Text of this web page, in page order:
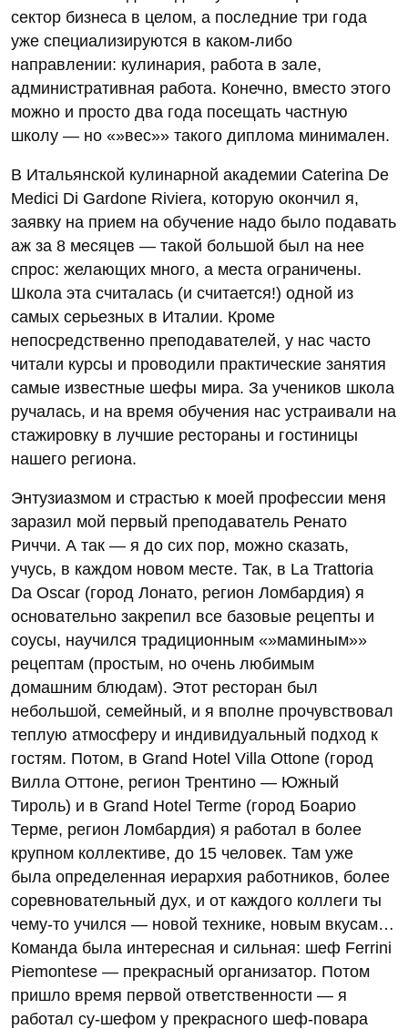
сектор бизнеса в целом, а последние три года
уже специализируются в каком-либо
направлении: кулинария, работа в зале,
административная работа. Конечно, вместо этого
можно и просто два года посещать частную
школу — но «»вес»» такого диплома минимален.
В Итальянской кулинарной академии Caterina De
Medici Di Gardone Riviera, которую окончил я,
заявку на прием на обучение надо было подавать
аж за 8 месяцев — такой большой был на нее
спрос: желающих много, а места ограничены.
Школа эта считалась (и считается!) одной из
самых серьезных в Италии. Кроме
непосредственно преподавателей, у нас часто
читали курсы и проводили практические занятия
самые известные шефы мира. За учеников школа
ручалась, и на время обучения нас устраивали на
стажировку в лучшие рестораны и гостиницы
нашего региона.
Энтузиазмом и страстью к моей профессии меня
заразил мой первый преподаватель Ренато
Риччи. А так — я до сих пор, можно сказать,
учусь, в каждом новом месте. Так, в La Trattoria
Da Oscar (город Лонато, регион Ломбардия) я
основательно закрепил все базовые рецепты и
соусы, научился традиционным «»маминым»»
рецептам (простым, но очень любимым
домашним блюдам). Этот ресторан был
небольшой, семейный, и я вполне прочувствовал
теплую атмосферу и индивидуальный подход к
гостям. Потом, в Grand Hotel Villa Ottone (город
Вилла Оттоне, регион Трентино — Южный
Тироль) и в Grand Hotel Terme (город Боарио
Терме, регион Ломбардия) я работал в более
крупном коллективе, до 15 человек. Там уже
была определенная иерархия работников, более
соревновательный дух, и от каждого коллеги ты
чему-то учился — новой технике, новым вкусам…
Команда была интересная и сильная: шеф Ferrini
Piemontese — прекрасный организатор. Потом
пришло время первой ответственности — я
работал су-шефом у прекрасного шеф-повара